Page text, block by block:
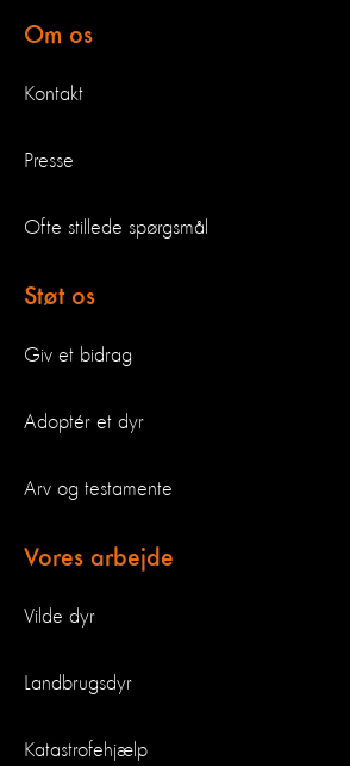
Om os
Kontakt
Presse
Ofte stillede spørgsmål
Støt os
Giv et bidrag
Adoptér et dyr
Arv og testamente
Vores arbejde
Vilde dyr
Landbrugsdyr
Katastrofehjælp